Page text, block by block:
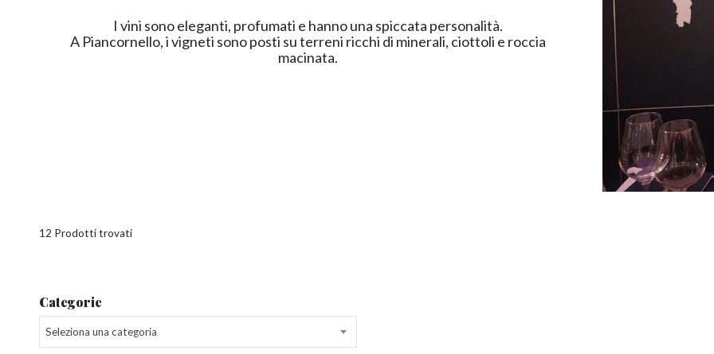
I vini sono eleganti, profumati e hanno una spiccata personalità.
A Piancornello, i vigneti sono posti su terreni ricchi di minerali, ciottoli e roccia
macinata.
12 Prodotti trovati
Categorie
Seleziona una categoria